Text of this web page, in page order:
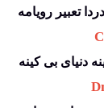
تعبیر رویامه
C
دنیای بی کینه